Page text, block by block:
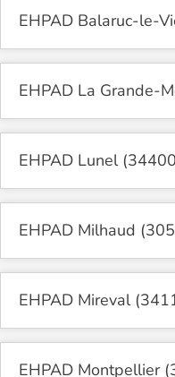
EHPAD Balaruc-le-
EHPAD La Grande-
EHPAD Lunel
EHPAD Milhaud
EHPAD Mireval
EHPAD Montpellier